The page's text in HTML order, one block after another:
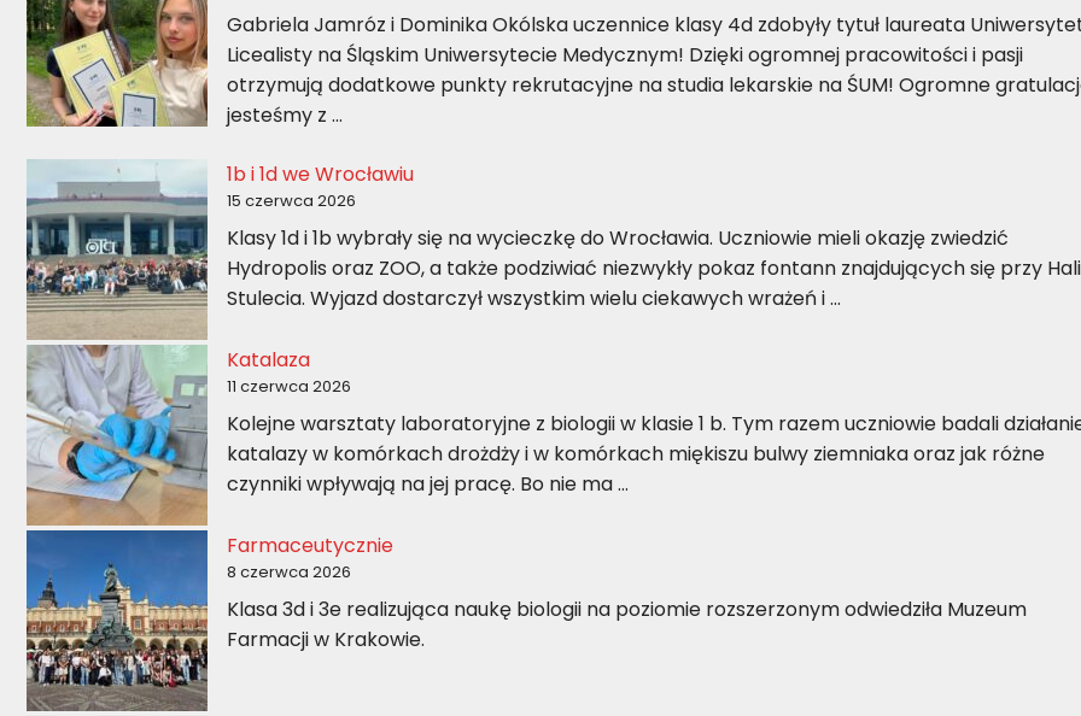
Gabriela Jamróz i Dominika Okólska uczennice klasy 4d zdobyły tytuł laureata
Licealisty na Śląskim Uniwersytecie Medycznym! Dzięki ogromnej pracowitości i pasji
otrzymują dodatkowe punkty rekrutacyjne na studia lekarskie na ŚUM! Ogromne
jesteśmy z …
1b i 1d we Wrocławiu
15 czerwca 2026
Klasy 1d i 1b wybrały się na wycieczkę do Wrocławia. Uczniowie mieli okazję zwiedzić
Hydropolis oraz ZOO, a także podziwiać niezwykły pokaz fontann znajdujących się przy Hali
Stulecia. Wyjazd dostarczył wszystkim wielu ciekawych wrażeń i …
Katalaza
11 czerwca 2026
Kolejne warsztaty laboratoryjne z biologii w klasie 1 b. Tym razem uczniowie badali
katalazy w komórkach drożdży i w komórkach miękiszu bulwy ziemniaka oraz jak różne
czynniki wpływają na jej pracę. Bo nie ma …
Farmaceutycznie
8 czerwca 2026
Klasa 3d i 3e realizująca naukę biologii na poziomie rozszerzonym odwiedziła Muzeum
Farmacji w Krakowie.